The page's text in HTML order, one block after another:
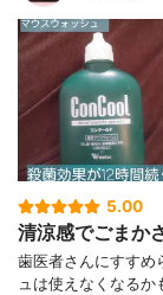
5.00
清涼感でごまか
歯医者さんにすすめ
ュは使えなくなるか